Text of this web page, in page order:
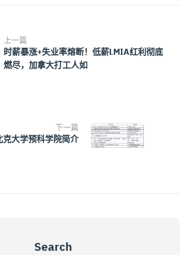
上一篇
时薪暴涨+失业率熔断！低薪LMIA红利彻底
燃尽，加拿大打工人如
下一篇
克大学预科学院简介
Search